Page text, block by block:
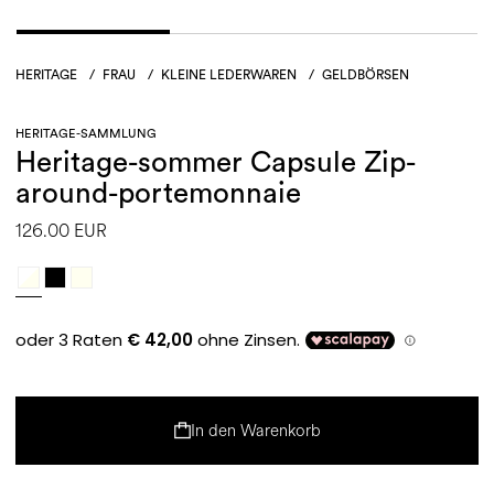
HERITAGE / FRAU / KLEINE LEDERWAREN / GELDBÖRSEN
HERITAGE-SAMMLUNG
Heritage-sommer Capsule Zip-
around-portemonnaie
126.00 EUR
In den Warenkorb